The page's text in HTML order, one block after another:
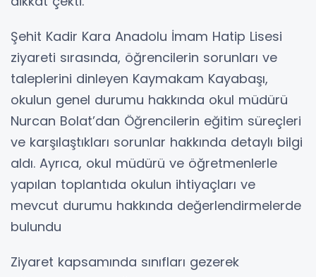
Şehit Kadir Kara Anadolu İmam Hatip Lisesi
ziyareti sırasında, öğrencilerin sorunları ve
taleplerini dinleyen Kaymakam Kayabaşı,
okulun genel durumu hakkında okul müdürü
Nurcan Bolat’dan Öğrencilerin eğitim süreçleri
ve karşılaştıkları sorunlar hakkında detaylı bilgi
aldı. Ayrıca, okul müdürü ve öğretmenlerle
yapılan toplantıda okulun ihtiyaçları ve
mevcut durumu hakkında değerlendirmelerde
bulundu
Ziyaret kapsamında sınıfları gezerek